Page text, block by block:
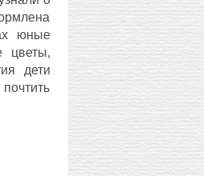
юные
цветы,
дети